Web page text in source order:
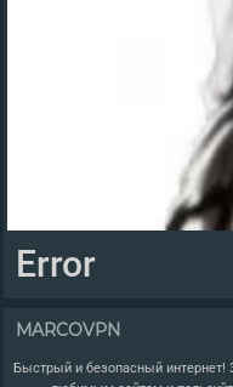
Error
MARCOVPN
Быстрый и безопасный интернет!